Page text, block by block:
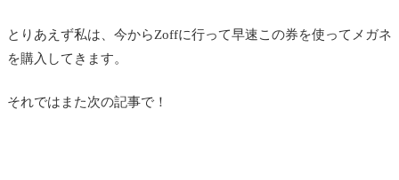
とりあえず私は、今からZoffに行って早速この券を使ってメガネ
を購入してきます。
それではまた次の記事で！